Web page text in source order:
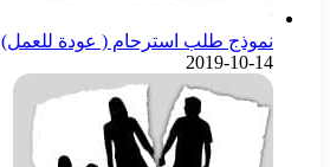
نموذج طلب استرحام ( عودة للعمل)
2019-10-14